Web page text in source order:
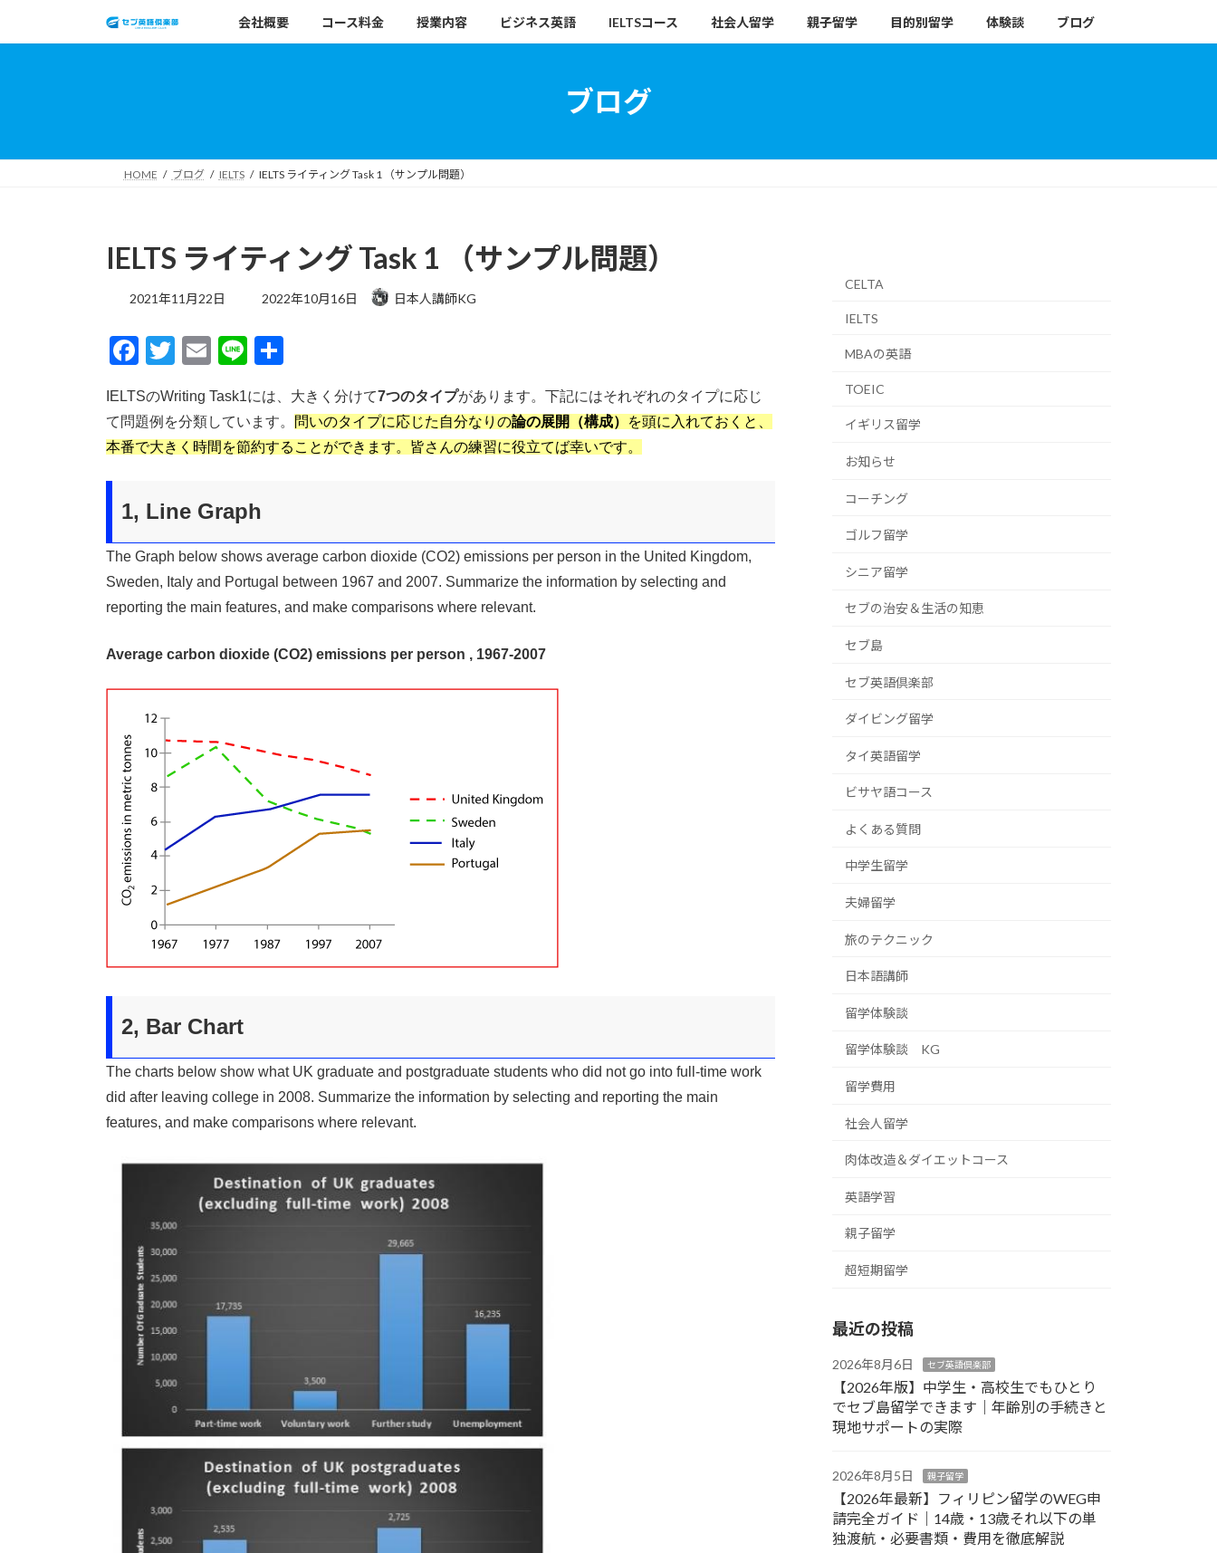
キ
に
会社概要 コース料金 授業内容 ビジネス英語 IELTSコース 社会人留学 親子留学 目的別留学 体験談 ブログ
ブログ
HOME ブログ IELTS IELTS ライティング Task 1 （サンプル問題）
IELTS ライティング Task 1 （サンプル問題）
2021年11月22日
最
新
日
:
2022年10月16日 日本人講師KG
F
e
b
o
o
k
T
itt
er
E
ai
l
Li
e
IELTSのWriting Task1には、大きく分けて7つのタイプがあります。下記にはそれぞれのタイプに応じ
て問題例を分類しています。
問いのタイプに応じた自分なりの論の展開（構成）
を頭に入れておくと、
本番で大きく時間を節約することができます。皆さんの練習に役立てば幸いです。
1, Line Graph
The Graph below shows average carbon dioxide (CO2) emissions per person in the United Kingdom,
Sweden, Italy and Portugal between 1967 and 2007. Summarize the information by selecting and
reporting the main features, and make comparisons where relevant.
Average carbon dioxide (CO2) emissions per person , 1967-2007
2, Bar Chart
The charts below show what UK graduate and postgraduate students who did not go into full-time work
did after leaving college in 2008. Summarize the information by selecting and reporting the main
features, and make comparisons where relevant.
CELTA
IELTS
MBAの英語
TOEIC
イギリス留学
お知らせ
コーチング
ゴルフ留学
シニア留学
セブの治安＆生活の知恵
セブ島
セブ英語倶楽部
ダイビング留学
タイ英語留学
ビサヤ語コース
よくある質問
中学生留学
夫婦留学
旅のテクニック
日本語講師
留学体験談
留学体験談 KG
留学費用
社会人留学
肉体改造＆ダイエットコース
英語学習
親子留学
超短期留学
最近の投稿
2026年8月6日 セブ英語倶楽部
【2026年版】中学生・高校生でもひとり
でセブ島留学できます｜年齢別の手続きと
現地サポートの実際
2026年8月5日 親子留学
【2026年最新】フィリピン留学のWEG申
請完全ガイド｜14歳・13歳それ以下の単
独渡航・必要書類・費用を徹底解説